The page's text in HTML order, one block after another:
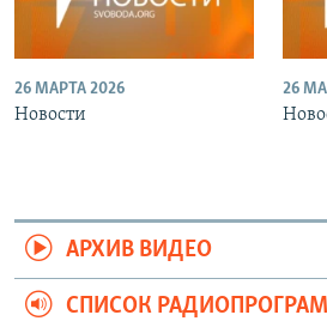
26 МАРТА 2026
Новости
26
АРХИВ ВИДЕО
СПИСОК